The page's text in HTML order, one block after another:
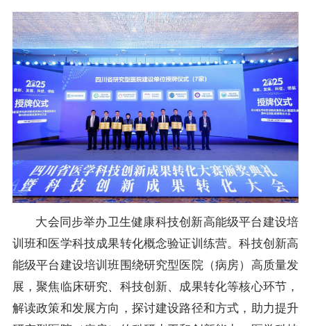
大会同步举办卫生健康科技创新高能级平台建设培
训班和医学科技成果转化概念验证训练营。科技创新高
能级平台建设培训班围绕研究型医院（病房）高质量发
展，聚焦临床研究、科技创新、成果转化等核心环节，
解读政策和发展方向，探讨建设路径和方式，助力提升